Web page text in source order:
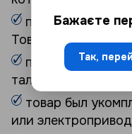
при
Товар
при выявлении
талоне;
товар был
или
Бажаєте
Так,